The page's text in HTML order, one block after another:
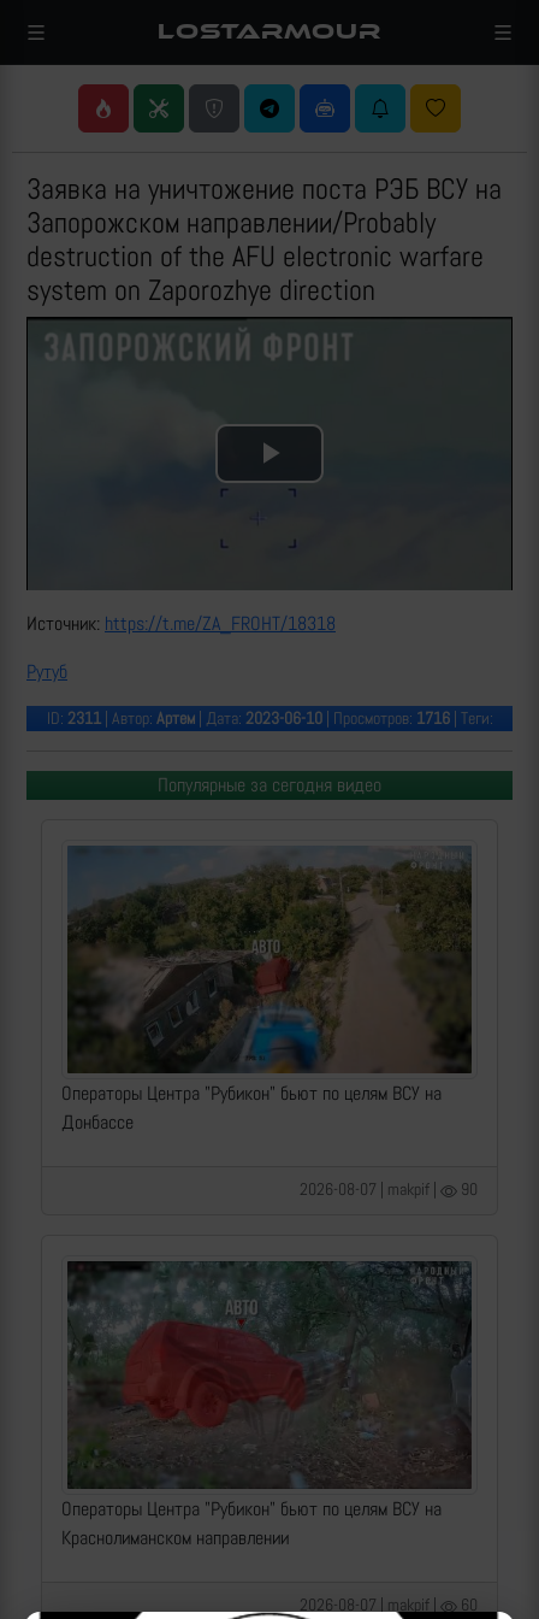
LOSTARMOUR
Заявка на уничтожение поста РЭБ ВСУ на
Запорожском направлении/Probably
destruction of the AFU electronic warfare
system on Zaporozhye direction
Play
Video
Источник: https://t.me/ZA_FROHT/18318
Рутуб
ID: 2311| Автор: Артем| Дата: 2023-06-10| Просмотров: 1716| Теги:
Популярные за сегодня видео
Операторы Центра "Рубикон" бьют по целям ВСУ на
Донбассе
2026-08-07 | makpif | 90
Операторы Центра "Рубикон" бьют по целям ВСУ на
Краснолиманском направлении
2026-08-07 | makpif | 60